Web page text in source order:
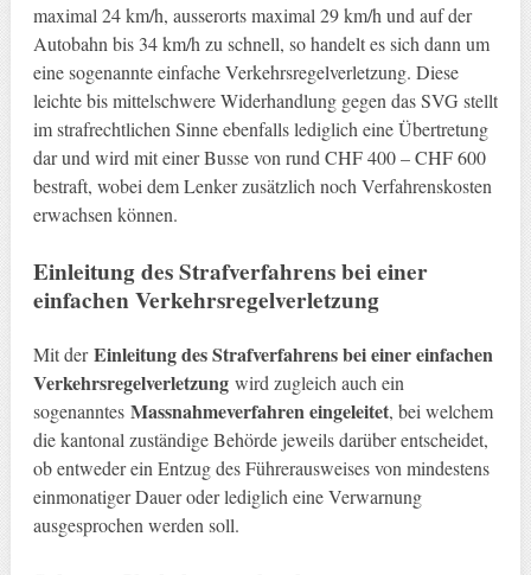
maximal 24 km/h, ausserorts maximal 29 km/h und auf der
Autobahn bis 34 km/h zu schnell, so handelt es sich dann um
eine sogenannte einfache Verkehrsregelverletzung. Diese
leichte bis mittelschwere Widerhandlung gegen das SVG stellt
im strafrechtlichen Sinne ebenfalls lediglich eine Übertretung
dar und wird mit einer Busse von rund CHF 400 – CHF 600
bestraft, wobei dem Lenker zusätzlich noch Verfahrenskosten
erwachsen können.
Einleitung des Strafverfahrens bei einer
einfachen Verkehrsregelverletzung
Mit derEinleitung des Strafverfahrens bei einer einfachen
Verkehrsregelverletzungwird zugleich auch ein
sogenanntes Massnahmeverfahren eingeleitet, bei welchem
die kantonal zuständige Behörde jeweils darüber entscheidet,
ob entweder ein Entzug des Führerausweises von mindestens
einmonatiger Dauer oder lediglich eine Verwarnung
ausgesprochen werden soll.